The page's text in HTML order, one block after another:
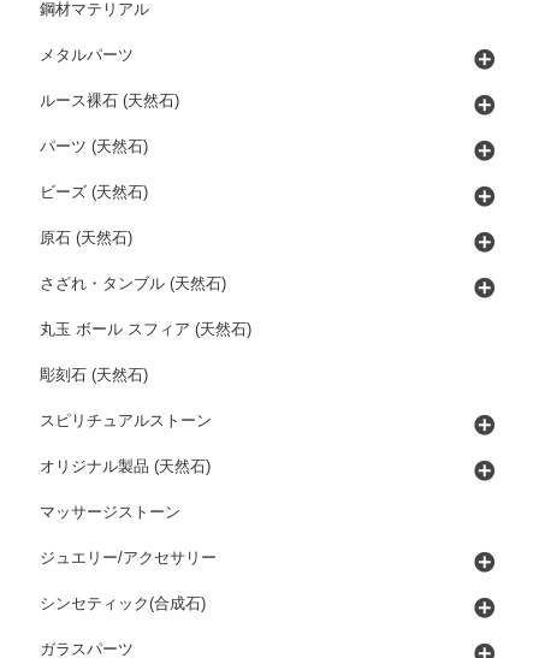
鋼材マテリアル
メタルパーツ
ルース裸石 (天然石)
パーツ (天然石)
ビーズ (天然石)
原石 (天然石)
さざれ・タンブル (天然石)
丸玉 ボール スフィア (天然石)
彫刻石 (天然石)
スピリチュアルストーン
オリジナル製品 (天然石)
マッサージストーン
ジュエリー/アクセサリー
シンセティック(合成石)
ガラスパーツ